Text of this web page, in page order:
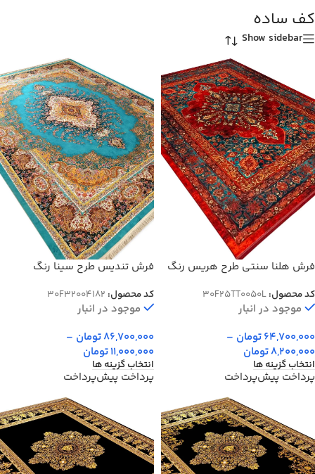
کف ساده
Show sidebar
فرش هلنا سنتی طرح هریس رنگ
کد محصول:30F25TT0050L
موجود در انبار
64,700,000تومان –
8,200,000تومان
انتخاب گزینه ها
پرداخت پیش‌پرداخت
فرش تندیس طرح سینا رنگ
کد محصول: 30F32004182
موجود در انبار
86,700,000تومان –
11,000,000تومان
انتخاب گزینه ها
پرداخت پیش‌پرداخت